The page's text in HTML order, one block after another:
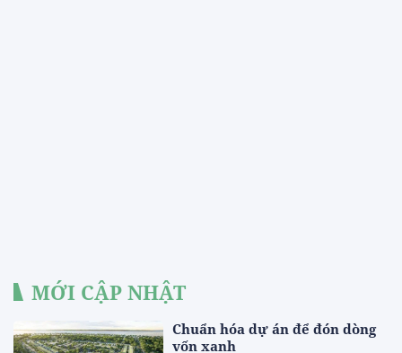
MỚI CẬP NHẬT
Chuẩn hóa dự án để đón dòng
vốn xanh